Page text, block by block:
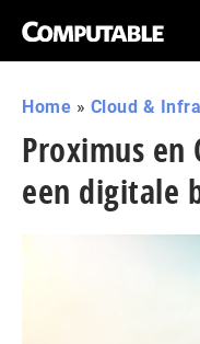
Home » Cloud &
Proximus en
een digitale